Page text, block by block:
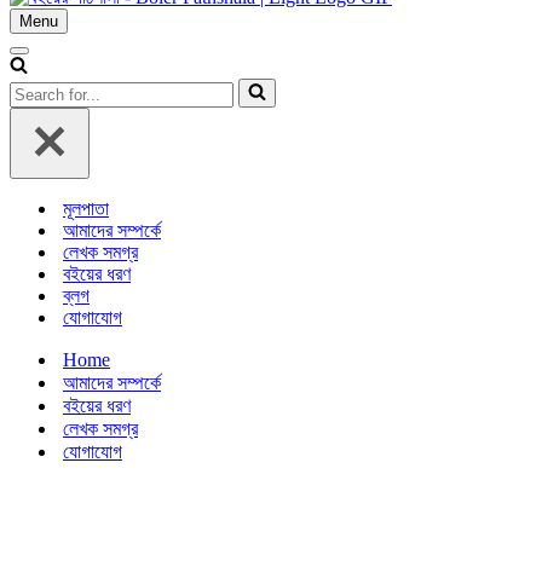
Menu
Navigation
Navigation
Menu
Search
for...
মূলপাতা
আমাদের সম্পর্কে
লেখক সমগ্র
বইয়ের ধরণ
ব্লগ
যোগাযোগ
Home
আমাদের সম্পর্কে
বইয়ের ধরণ
লেখক সমগ্র
যোগাযোগ